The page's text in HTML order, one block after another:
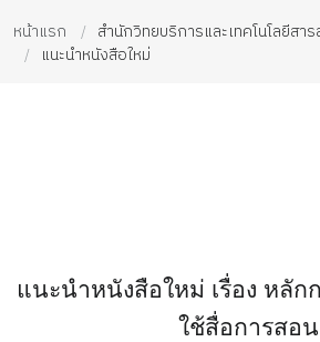
หน้าแรก
สำนักวิทยบริการและเทคโนโลยีสา
แนะนำหนังสือใหม่
แนะนำหนังสือใหม่ เรื่อง หลัก
ใช้สื่อการสอน